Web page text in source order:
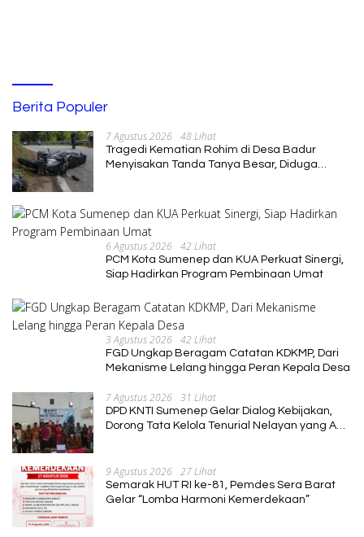
Berita Populer
7 Agustus 2026 48 Lihat
Tragedi Kematian Rohim di Desa Badur
Menyisakan Tanda Tanya Besar, Diduga
6 Agustus 2026 42 Lihat
PCM Kota Sumenep dan KUA Perkuat Sinergi,
Siap Hadirkan Program Pembinaan Umat
3 Agustus 2026 42 Lihat
FGD Ungkap Beragam Catatan KDKMP, Dari
Mekanisme Lelang hingga Peran Kepala Desa
7 Agustus 2026 31 Lihat
DPD KNTI Sumenep Gelar Dialog Kebijakan,
Dorong Tata Kelola Tenurial Nelayan yang Adil
9 Agustus 2026 27 Lihat
Semarak HUT RI ke-81, Pemdes Sera Barat
Gelar “Lomba Harmoni Kemerdekaan”